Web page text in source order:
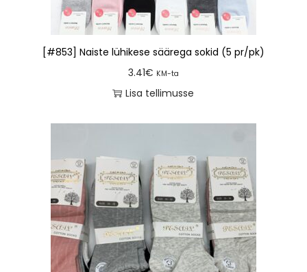
[#853] Naiste lühikese säärega sokid (5 pr/pk)
3.41€ KM-ta
Lisa tellimusse